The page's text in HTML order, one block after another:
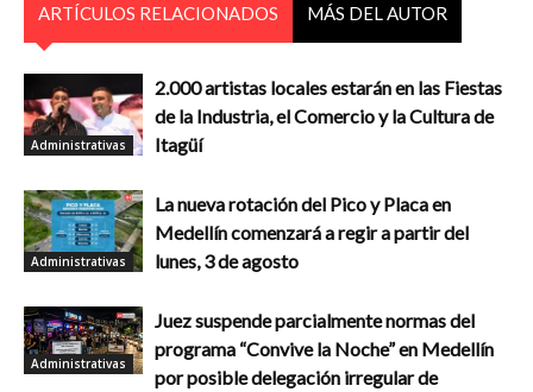
ARTÍCULOS RELACIONADOS MÁS DEL AUTOR
Administrativas
2.000 artistas locales estarán en las Fiestas
de la Industria, el Comercio y la Cultura de
Itagüí
Administrativas
La nueva rotación del Pico y Placa en
Medellín comenzará a regir a partir del
lunes, 3 de agosto
Administrativas
Juez suspende parcialmente normas del
programa “Convive la Noche” en Medellín
por posible delegación irregular de